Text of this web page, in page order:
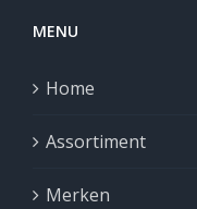
MENU
Home
Assortiment
Merken